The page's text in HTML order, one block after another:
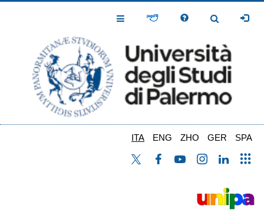
Toggle
Toggle
ITA ENG ZHO GER SPA